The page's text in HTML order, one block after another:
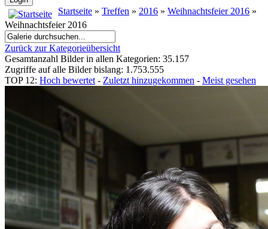
Startseite » Treffen » 2016 » Weihnachtsfeier 2016 »
Weihnachtsfeier 2016
Zurück zur Kategorieübersicht
Gesamtanzahl Bilder in allen Kategorien: 35.157
Zugriffe auf alle Bilder bislang: 1.753.555
TOP 12: Hoch bewertet - Zuletzt hinzugekommen - Meist gesehen